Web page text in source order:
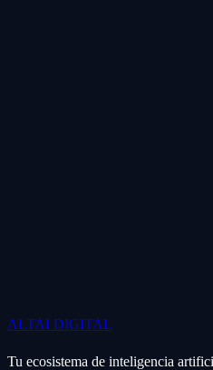
ALTAI DIGITAL
Tu ecosistema de inteligencia